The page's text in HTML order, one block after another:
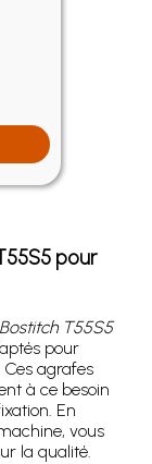
pour
Bostitch T55S5
pour
agrafes
à ce besoin
En
vous
la qualité.